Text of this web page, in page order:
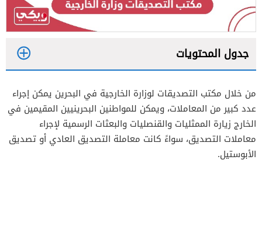
جدول المحتويات
2
3
من خلال مكتب التصديقات لوزارة الخارجية في البحرين يمكن إجراء
عدد كبير من المعاملات، ويمكن للمواطنين البحرينيين المقيمين في
الخارج زيارة الممثليات والقنصليات والبعثات الرسمية لإجراء
معاملات التصديق، سواءً كانت معاملة التصديق العادي أو تصديق
الأبوستيل.